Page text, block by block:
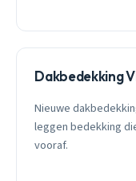
Dakbedekking
Nieuwe
leggen bedekking
vooraf.